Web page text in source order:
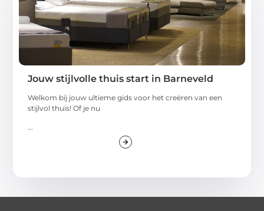
Jouw stijlvolle thuis start in Barneveld
Welkom bij jouw ultieme gids voor het creëren van een
stijlvol thuis! Of je nu
...